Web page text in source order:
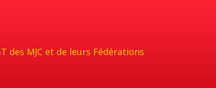
des MJC et de leurs Fédérations